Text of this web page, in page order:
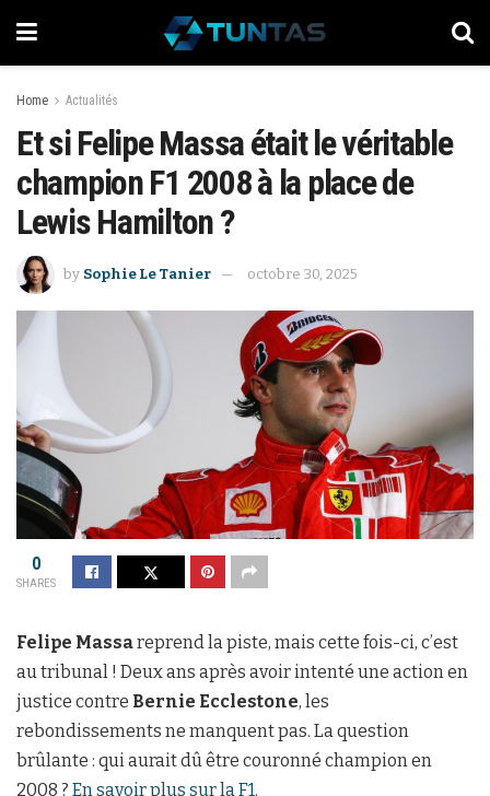
Home Actualités
Et si Felipe Massa était le véritable
champion F1 2008 à la place de
Lewis Hamilton ?
by Sophie Le Tanier octobre 30, 2025
0
SHARES
Felipe Massareprend la piste, mais cette fois-ci, c’est
au tribunal ! Deux ans après avoir intenté une action en
justice contre Bernie Ecclestone, les
rebondissements ne manquent pas. La question
brûlante : qui aurait dû être couronné champion en
2008 ? En savoir plus sur la F1.